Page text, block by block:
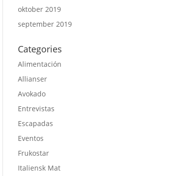
oktober 2019
september 2019
Categories
Alimentación
Allianser
Avokado
Entrevistas
Escapadas
Eventos
Frukostar
Italiensk Mat